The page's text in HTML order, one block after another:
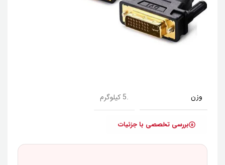
وزن .5 کیلوگرم
بررسی تخصصی با جزئیات